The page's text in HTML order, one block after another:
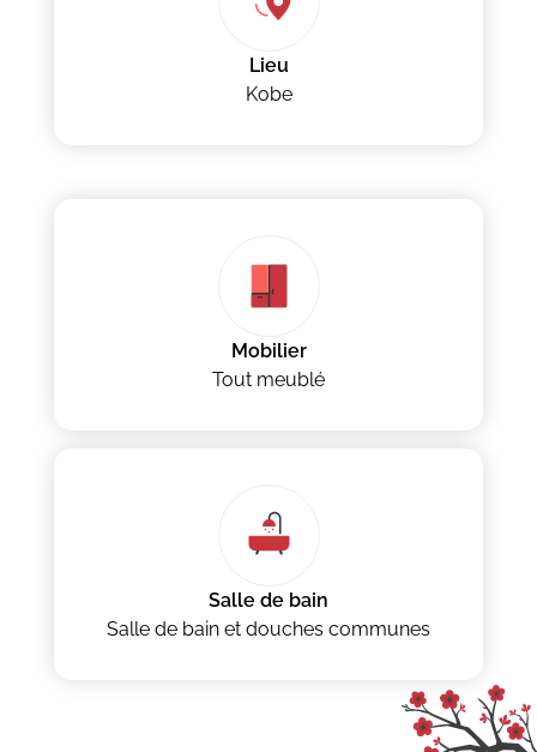
Lieu
Kobe
Mobilier
Tout meublé
Salle de bain
Salle de bain et douches communes